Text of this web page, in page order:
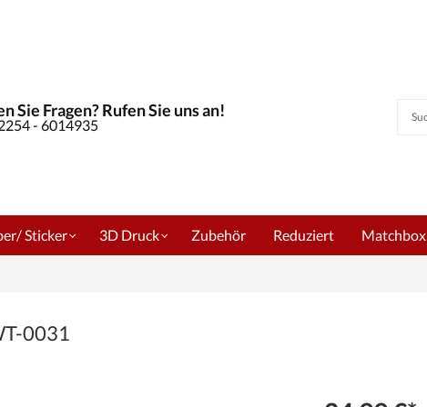
Sie Fragen? Rufen Sie uns an!
- 6014935
Sticker 3D Druck Zubehör Reduziert Matchbox
0031